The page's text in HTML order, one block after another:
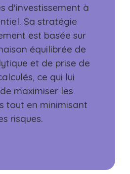
d'investissement à
Sa stratégie
est basée sur
équilibrée de
et de prise de
ce qui lui
maximiser les
tout en minimisant
risques.